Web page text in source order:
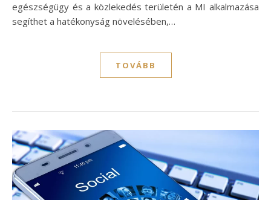
egészségügy és a közlekedés területén a MI alkalmazása
segíthet a hatékonyság növelésében,…
TOVÁBB